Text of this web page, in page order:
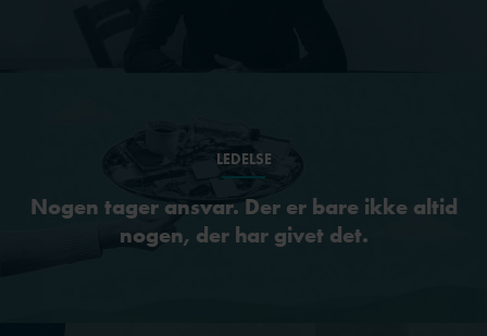
LEDELSE
Nogen tager ansvar. Der er bare ikke altid
nogen, der har givet det.